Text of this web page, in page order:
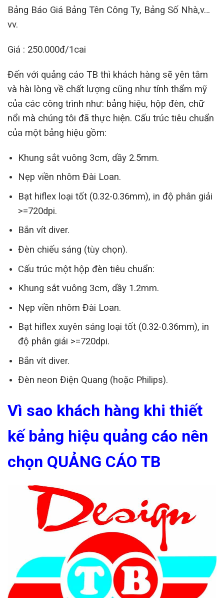
Bảng Báo Giá Bảng Tên Công Ty, Bảng Số Nhà,v…
vv.
Giá : 250.000đ/1cai
Đến với quảng cáo TB thì khách hàng sẽ yên tâm
và hài lòng về chất lượng cũng như tính thẩm mỹ
của các công trình như: bảng hiệu, hộp đèn, chữ
nổi mà chúng tôi đã thực hiện. Cấu trúc tiêu chuẩn
của một bảng hiệu gồm:
Khung sắt vuông 3cm, dầy 2.5mm.
Nẹp viền nhôm Đài Loan.
Bạt hiflex loại tốt (0.32-0.36mm), in độ phân giải
>=720dpi.
Bắn vít diver.
Đèn chiếu sáng (tùy chọn).
Cấu trúc một hộp đèn tiêu chuẩn:
Khung sắt vuông 3cm, dầy 1.2mm.
Nẹp viền nhôm Đài Loan.
Bạt hiflex xuyên sáng loại tốt (0.32-0.36mm), in
độ phân giải >=720dpi.
Bắn vít diver.
Đèn neon Điện Quang (hoặc Philips).
Vì sao khách hàng khi thiết
kế bảng hiệu quảng cáo nên
chọn QUẢNG CÁO TB